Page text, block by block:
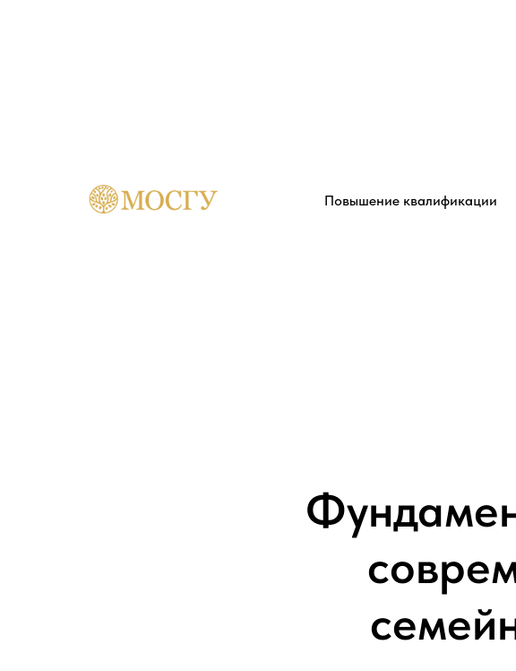
Повышение квалификации